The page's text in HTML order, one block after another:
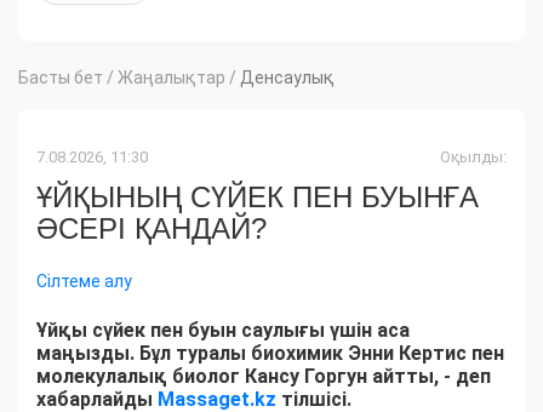
Басты бет / Жаңалықтар / Денсаулық
7.08.2026, 11:30 Оқылды:
ҰЙҚЫНЫҢ СҮЙЕК ПЕН БУЫНҒА
ӘСЕРІ ҚАНДАЙ?
Сілтеме алу
Ұйқы сүйек пен буын саулығы үшін аса
маңызды. Бұл туралы биохимик Энни Кертис пен
молекулалық биолог Кансу Горгун айтты, - деп
хабарлайды Massaget.kz тілшісі.